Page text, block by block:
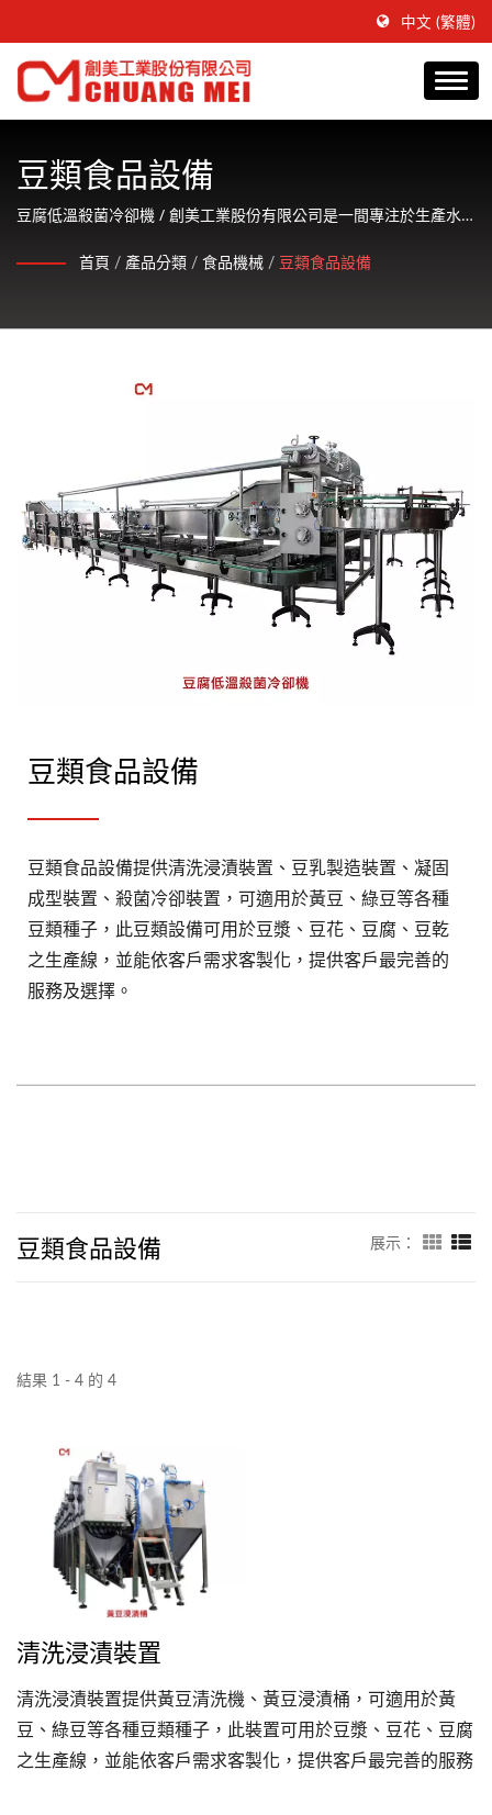
中文 (繁體)
豆類食品設備
豆腐低溫殺菌冷卻機 / 創美工業股份有限公司是一間專注於生產水
首頁 / 產品分類 / 食品機械 / 豆類食品設備
豆類食品設備
豆類食品設備提供清洗浸漬裝置、豆乳製造裝置、凝固
成型裝置、殺菌冷卻裝置，可適用於黃豆、綠豆等各種
豆類種子，此豆類設備可用於豆漿、豆花、豆腐、豆乾
之生產線，並能依客戶需求客製化，提供客戶最完善的
服務及選擇。
豆類食品設備 展示：
結果 1 - 4 的 4
清洗浸漬裝置
清洗浸漬裝置提供黃豆清洗機、黃豆浸漬桶，可適用於黃
豆、綠豆等各種豆類種子，此裝置可用於豆漿、豆花、豆腐
之生產線，並能依客戶需求客製化，提供客戶最完善的服務